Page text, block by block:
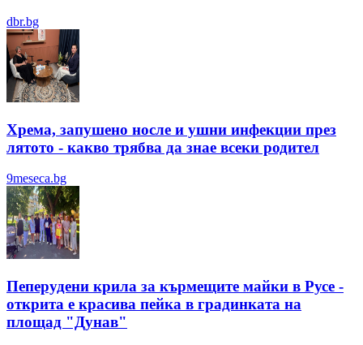
dbr.bg
Хрема, запушено носле и ушни инфекции през
лятотo - какво трябва да знае всеки родител
9meseca.bg
Пеперудени крила за кърмещите майки в Русе -
открита е красива пейка в градинката на
площад "Дунав"